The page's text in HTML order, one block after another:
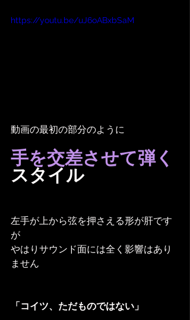
https://youtu.be/uJ6oABxbSaM
動画の最初の部分のように
手を交差させて弾く
スタイル
左手が上から弦を押さえる形が肝です
が
やはりサウンド面には全く影響はあり
ません
「コイツ、ただものではない」